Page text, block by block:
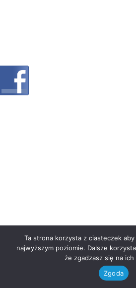
| Powered by
Ta strona korzysta z ciasteczek aby
najwyższym poziomie. Dalsze
że zgadzasz się na ich
Zgoda